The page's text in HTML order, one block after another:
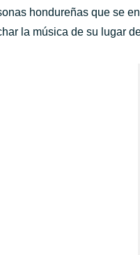
hondureñas que se
la música de su lugar